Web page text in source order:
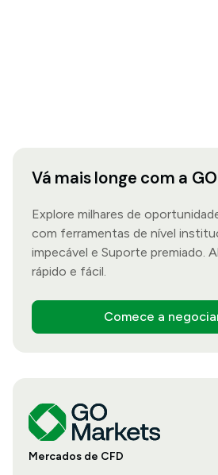
Vá mais longe com a
Explore milhares de
com ferramentas de nível
impecável e Suporte premiado.
rápido e fácil.
Comece a
Mercados de CFD